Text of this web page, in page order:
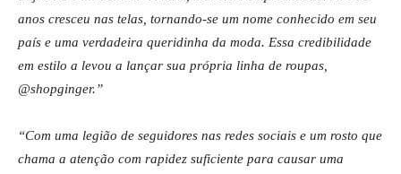
anos cresceu nas telas, tornando-se um nome conhecido em seu
país e uma verdadeira queridinha da moda. Essa credibilidade
em estilo a levou a lançar sua própria linha de roupas,
@shopginger.”
“Com uma legião de seguidores nas redes sociais e um rosto que
chama a atenção com rapidez suficiente para causar uma